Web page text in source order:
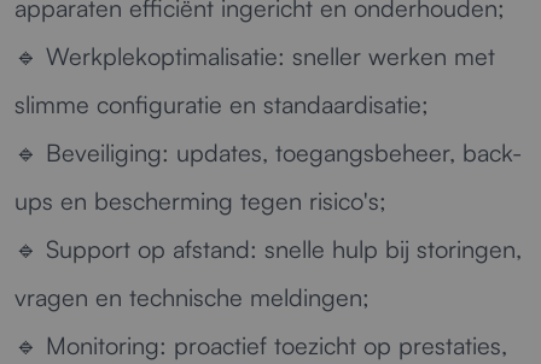
apparaten efficiënt ingericht en onderhouden;
🔹 Werkplekoptimalisatie: sneller werken met
slimme configuratie en standaardisatie;
🔹 Beveiliging: updates, toegangsbeheer, back-
ups en bescherming tegen risico's;
🔹 Support op afstand: snelle hulp bij storingen,
vragen en technische meldingen;
🔹 Monitoring: proactief toezicht op prestaties,